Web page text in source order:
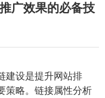
广效果的必备技
建设是提升网站排
策略。链接属性分析